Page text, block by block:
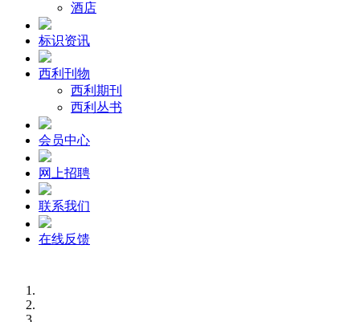
酒店
标识资讯
西利刊物
西利期刊
西利丛书
会员中心
网上招聘
联系我们
在线反馈